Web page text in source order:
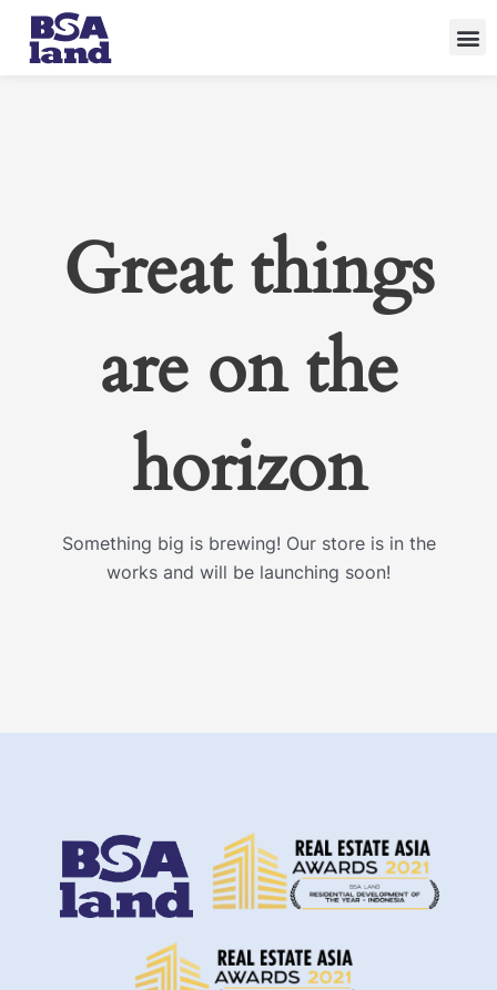
Skip
content
Great things
are on the
horizon
Something big is brewing! Our store is in the
works and will be launching soon!